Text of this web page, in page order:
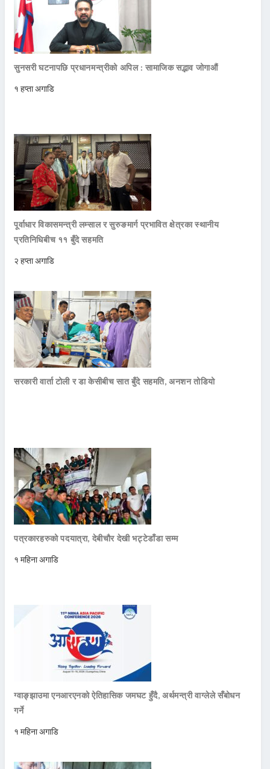
सुनसरी घटनापछि प्रधानमन्त्रीको अपिल : सामाजिक सद्भाव जोगाऔं
१ हप्ता अगाडि
पूर्वाधार विकासमन्त्री लम्साल र सुरुङमार्ग प्रभावित क्षेत्रका स्थानीय
प्रतिनिधिबीच ११ बुँदे सहमति
२ हप्ता अगाडि
सरकारी वार्ता टोली र डा केसीबीच सात बुँदे सहमति, अनशन तोडियो
पत्रकारहरुको पदयात्रा, देबीचौर देखी भट्टेडाँडा सम्म
१ महिना अगाडि
ग्वाङ्झाउमा एनआरएनको ऐतिहासिक जमघट हुँदै, अर्थमन्त्री वाग्लेले सँबोधन
गर्ने
१ महिना अगाडि